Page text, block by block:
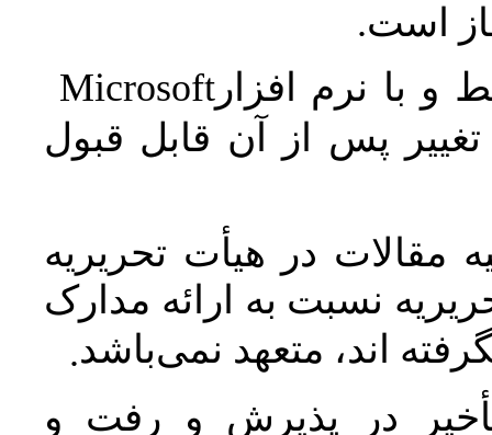
است.
و با نرم افزارMicrosoft
پس از آن قابل قبول
مقالات در هیأت تحریریه
نسبت به ارائه مدارک
اند، متعهد نمی‌باشد.
در پذیرش و رفت و